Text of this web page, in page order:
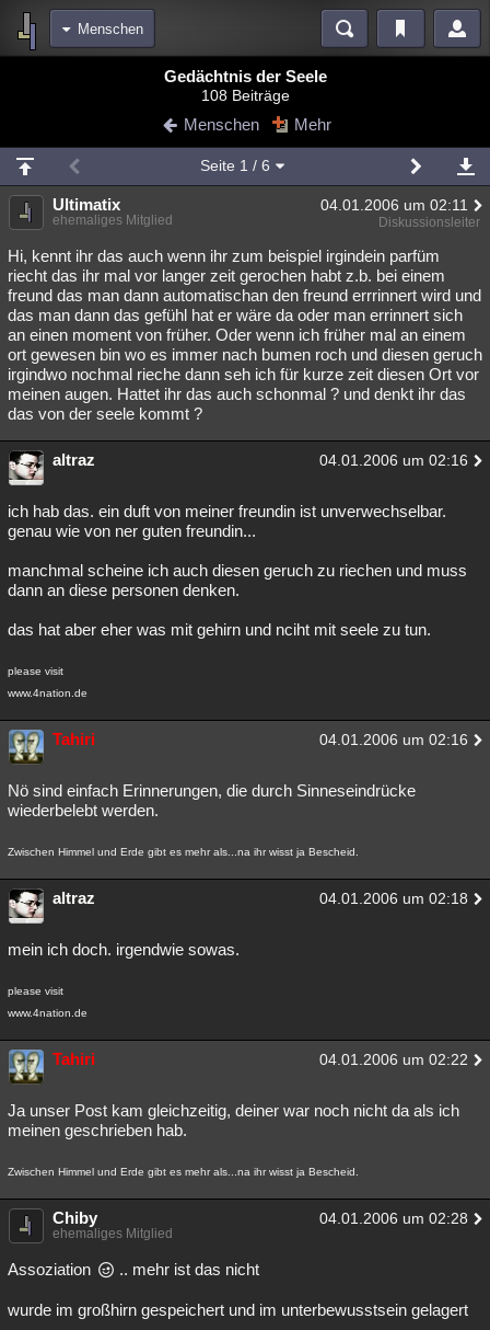
Menschen
Blogs Videos
Chat Wiki Neuigkeiten
meine Rubriken
Menschen Wissenschaft Mystery Kriminalfälle
Spiritualität Verschwörungen Technologie Ufologie
Natur Umfragen Unterhaltung
weitere Rubriken
Philosophie Träume Orte Esoterik Literatur
Astronomie Helpdesk Gruppen Gaming Filme
Musik
Übersichten
Besucht Teilgenommen Alle Neue Geschlossen
Gedächtnis der Seele
108 Beiträge
Menschen Mehr
Seite 1 / 6
Ultimatix 04.01.2006 um 02:11
ehemaliges Mitglied Diskussionsleiter
Hi, kennt ihr das auch wenn ihr zum beispiel irgindein parfüm
riecht das ihr mal vor langer zeit gerochen habt z.b. bei einem
freund das man dann automatischan den freund errrinnert wird und
das man dann das gefühl hat er wäre da oder man errinnert sich
an einen moment von früher. Oder wenn ich früher mal an einem
ort gewesen bin wo es immer nach bumen roch und diesen geruch
irgindwo nochmal rieche dann seh ich für kurze zeit diesen Ort vor
meinen augen. Hattet ihr das auch schonmal ? und denkt ihr das
das von der seele kommt ?
altraz 04.01.2006 um 02:16
ich hab das. ein duft von meiner freundin ist unverwechselbar.
genau wie von ner guten freundin...
manchmal scheine ich auch diesen geruch zu riechen und muss
dann an diese personen denken.
das hat aber eher was mit gehirn und nciht mit seele zu tun.
please visit
www.4nation.de
Tahiri 04.01.2006 um 02:16
Nö sind einfach Erinnerungen, die durch Sinneseindrücke
wiederbelebt werden.
Zwischen Himmel und Erde gibt es mehr als...na ihr wisst ja Bescheid.
altraz 04.01.2006 um 02:18
mein ich doch. irgendwie sowas.
please visit
www.4nation.de
Tahiri 04.01.2006 um 02:22
Ja unser Post kam gleichzeitig, deiner war noch nicht da als ich
meinen geschrieben hab.
Zwischen Himmel und Erde gibt es mehr als...na ihr wisst ja Bescheid.
Chiby 04.01.2006 um 02:28
ehemaliges Mitglied
Assoziation .. mehr ist das nicht
wurde im großhirn gespeichert und im unterbewusstsein gelagert